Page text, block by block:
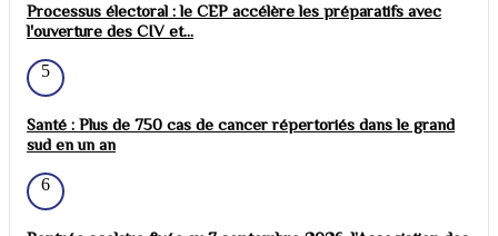
Processus électoral : le CEP accélère les préparatifs avec
l'ouverture des CIV et...
5
Santé : Plus de 750 cas de cancer répertoriés dans le grand
sud en un an
6